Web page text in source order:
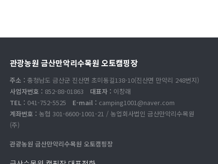
관광농원 금산만악리수목원 오토캠핑장
주소 : 충청남도 금산군 진산면 초미동길138-10(진산면 만악리 248번지)
사업자번호 : 852-88-01863 대표자 : 이창래
TEL : 041-752-5525 E-mail : camping1001@naver.com
계좌번호 : 농협 301-6600-1001-21 / 농업회사법인 금산만악리수목원
(주)
관광농원 금산만악리수목원 오토캠핑장